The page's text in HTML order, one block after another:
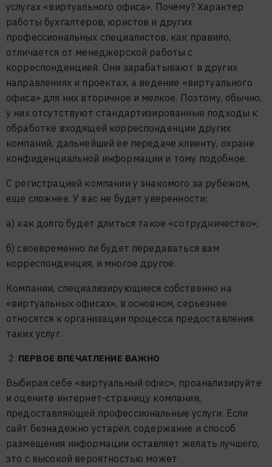
услугах «виртуального офиса». Почему? Характер
работы бухгалтеров, юристов и других
профессиональных специалистов, как правило,
отличается от менеджерской работы с
корреспонденцией. Они зарабатывают в других
направлениях и проектах, а ведение «виртуального
офиса» для них вторичное и мелкое. Поэтому, обычно,
у них отсутствуют стандартизированные подходы к
обработке входящей корреспонденции других
компаний, дальнейшей ее передаче клиенту, охране
конфиденциальной информации и тому подобное.
С регистрацией компании у знакомого за рубежом,
еще сложнее. У вас не будет уверенности:
а) как долго будет длиться такое «сотрудничество»;
б) своевременно ли будет передаваться вам
корреспонденция, и многое другое.
Компании, специализирующиеся собственно на
«виртуальных офисах», в основном, серьезнее
относятся к организации процесса предоставления
таких услуг.
ПЕРВОЕ ВПЕЧАТЛЕНИЕ ВАЖНО
Выбирая себе «виртуальный офис», проанализируйте
и оцените интернет-страницу компании,
предоставляющей профессиональные услуги. Если
сайт безнадежно устарел, содержание и способ
размещения информации оставляет желать лучшего,
это с высокой вероятностью может